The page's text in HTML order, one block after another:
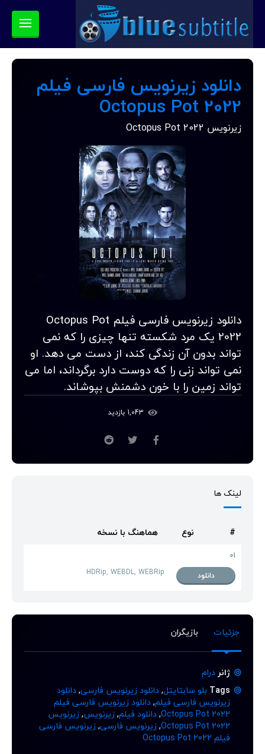
دانلود زیرنویس فارسی فیلم
Octopus Pot 2022
زیرنویس Octopus Pot 2022
دانلود زیرنویس فارسی فیلم Octopus Pot
2022 یک مرد شکسته تنها چیزی را که نمی
تواند بدون آن زندگی کند، از دست می دهد. او
نمی تواند زنی را که دوست دارد برگرداند، اما می
تواند زمین را با خون دشمنش بپوشاند.
لینک ها
# نوع هماهنگ با نسخه
01
دانلود
HDRip, WEBDL, WEBRip
جزئیات بازیگران
ژانردرام
Tags بلو سابتایتل,دانلود زیرنویس فارسی,دانلود
زیرنویس فارسی فیلم,دانلود زیرنویس فارسی فیلم
Octopus Pot 2022
,دانلود فیلم,زیرنویس,زیرنویس
Octopus Pot 2022
,زیرنویس فارسی,زیرنویس فارسی
فیلم Octopus Pot 2022